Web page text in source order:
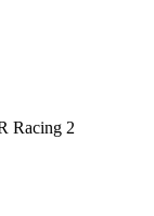
Racing 2